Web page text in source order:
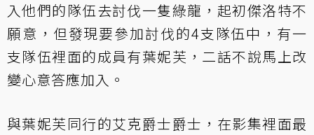
入他們的隊伍去討伐一隻綠龍，起初傑洛特不
願意，但發現要參加討伐的4支隊伍中，有一
支隊伍裡面的成員有葉妮芙，二話不說馬上改
變心意答應加入。
與葉妮芙同行的艾克爵士爵士，在影集裡面最